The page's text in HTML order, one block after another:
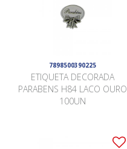
7898500390225
ETIQUETA DECORADA
PARABENS H84 LACO OURO
100UN